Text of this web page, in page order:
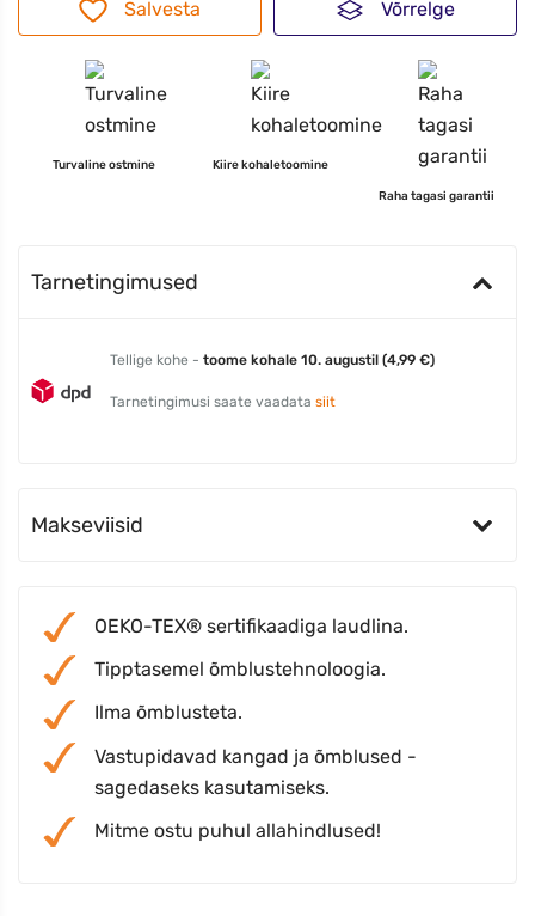
Salvesta Võrrelge
Turvaline ostmine Kiire kohaletoomine
Raha tagasi garantii
Tarnetingimused
Tellige kohe - toome kohale 10. augustil (4,99 €)
Tarnetingimusi saate vaadata siit
Makseviisid
OEKO-TEX® sertifikaadiga laudlina.
Tipptasemel õmblustehnoloogia.
Ilma õmblusteta.
Vastupidavad kangad ja õmblused -
sagedaseks kasutamiseks.
Mitme ostu puhul allahindlused!